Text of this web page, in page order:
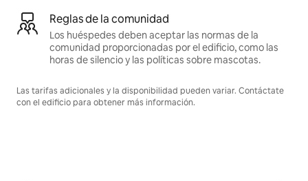
Reglas de la comunidad
Los huéspedes deben aceptar las normas de la
comunidad proporcionadas por el edificio, como las
horas de silencio y las políticas sobre mascotas.
Las tarifas adicionales y la disponibilidad pueden variar. Contáctate
con el edificio para obtener más información.